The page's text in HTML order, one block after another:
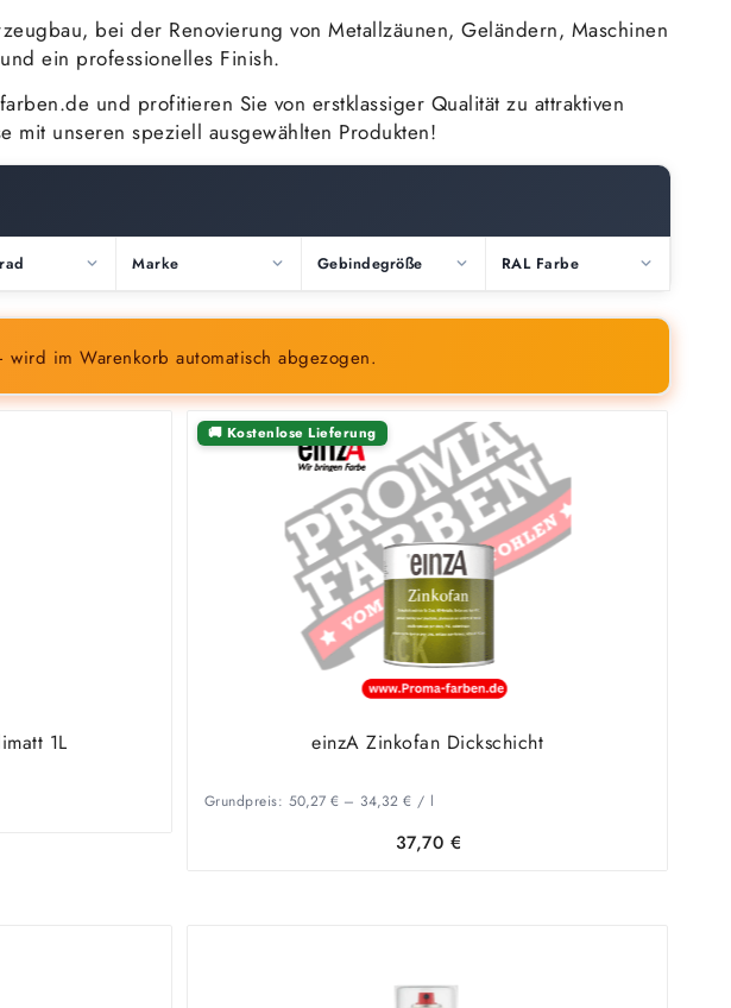
bei der Renovierung von Metallzäunen, Geländern, Maschinen
ein professionelles Finish.
und profitieren Sie von erstklassiger Qualität zu attraktiven
mit unseren speziell ausgewählten Produkten!
Marke Gebindegröße RAL Farbe
wird im Warenkorb automatisch abgezogen.
1L
🚚 Kostenlose Lieferung
einzA Zinkofan Dickschicht
Grundpreis: 50,27 €– 34,32€ / l
37,70 €